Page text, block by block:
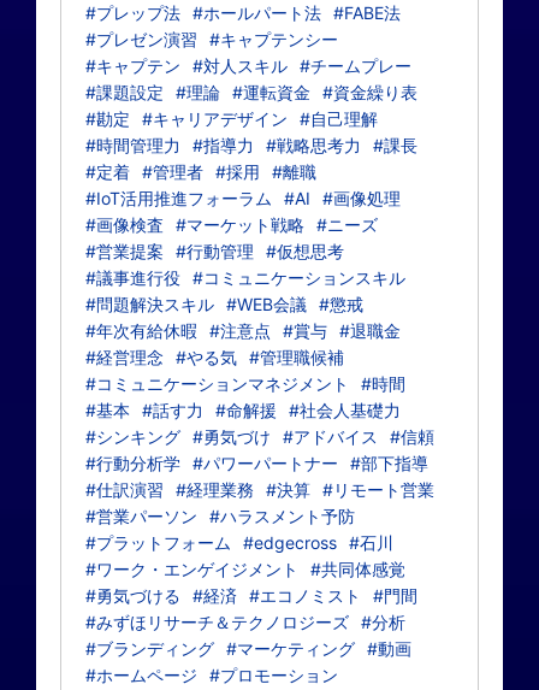
#プレップ法 #ホールパート法 #FABE法
#プレゼン演習
#キャプテンシー
#キャプテン
#対人スキル #チームプレー
#課題設定
#理論 #運転資金
#資金繰り表
#勘定
#キャリアデザイン
#自己理解
#時間管理力
#指導力 #戦略思考力
#課長
#定着 #管理者 #採用
#離職
#IoT活用推進フォーラム
#AI
#画像処理
#画像検査
#マーケット戦略 #ニーズ
#営業提案
#行動管理
#仮想思考
#議事進行役 #コミュニケーションスキル
#問題解決スキル #WEB会議
#懲戒
#年次有給休暇
#注意点 #賞与 #退職金
#経営理念 #やる気 #管理職候補
#コミュニケーションマネジメント
#時間
#基本
#話す力 #命解援
#社会人基礎力
#シンキング #勇気づけ #アドバイス
#信頼
#行動分析学 #パワーパートナー
#部下指導
#仕訳演習
#経理業務 #決算 #リモート営業
#営業パーソン
#ハラスメント予防
#プラットフォーム
#edgecross #石川
#ワーク・エンゲイジメント
#共同体感覚
#勇気づける
#経済 #エコノミスト
#門間
#みずほリサーチ＆テクノロジーズ #分析
#ブランディング #マーケティング #動画
#ホームページ
#プロモーション